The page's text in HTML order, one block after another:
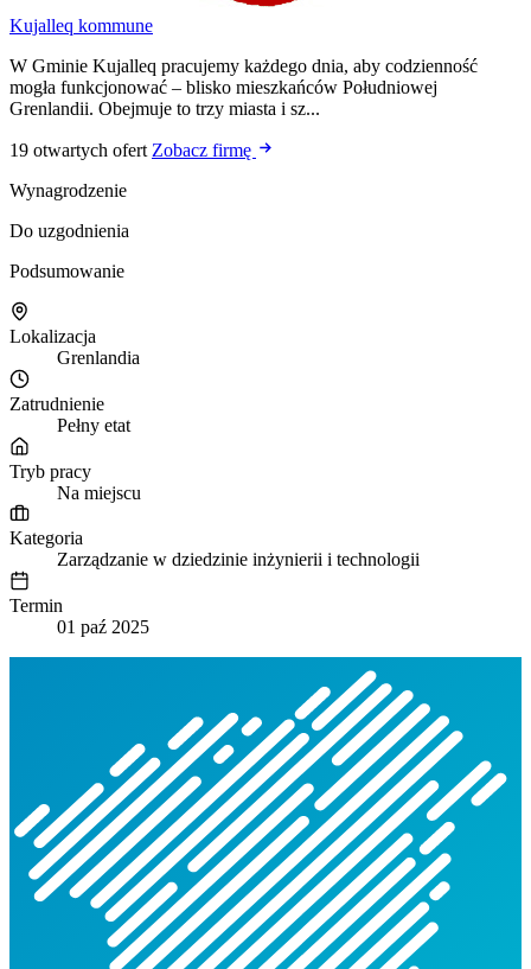
Kujalleq kommune
W Gminie Kujalleq pracujemy każdego dnia, aby codzienność
mogła funkcjonować – blisko mieszkańców Południowej
Grenlandii. Obejmuje to trzy miasta i sz...
19 otwartych ofert Zobacz firmę
Wynagrodzenie
Do uzgodnienia
Podsumowanie
Lokalizacja
Grenlandia
Zatrudnienie
Pełny etat
Tryb pracy
Na miejscu
Kategoria
Zarządzanie w dziedzinie inżynierii i technologii
Termin
01 paź 2025